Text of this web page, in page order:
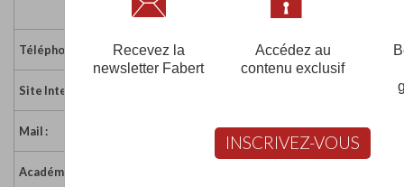
Téléphone : 03 22 80 93 72
Site Internet :
Mail : secretariat@pcmp.fr
Académie :
Recevez la
newsletter Fabert
Accédez au
contenu exclusif
INSCRIVEZ-VOUS